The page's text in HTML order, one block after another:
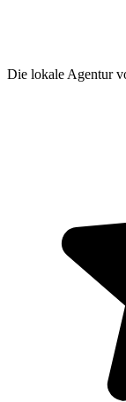
Die lokale Agentur